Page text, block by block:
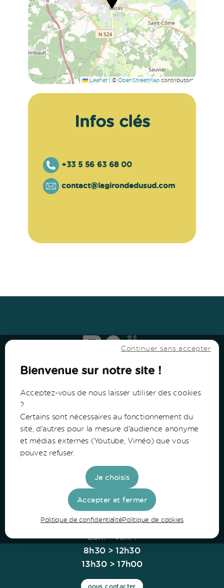
Leaflet | © OpenStreetMap contributors
Infos clés
+33 5 56 63 68 00
contact@lagirondedusud.com
Communauté de Communes du Bazadais
Lieu-Dit Coucut
33430 Bazas
Tel: 05 56 25 28 81
Horaires
Lun. - Ven. :
8h30 > 12h30
13h30 > 17h00
nous contacter
Continuer sans accepter
Bienvenue sur notre site !
Acceptez-vous de nous laisser utiliser des cookies
?
Certains sont nécessaires au fonctionnement du
site, d'autres pour la mesure d'audience anonyme
et médias externes (Youtube, Viméo) que vous
pouvez refuser.
Je choisis
Accepter et fermer
Politique de confidentialitéPolitique de cookies